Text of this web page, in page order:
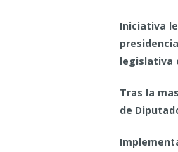
Iniciativa
legislativa
Tras la
de